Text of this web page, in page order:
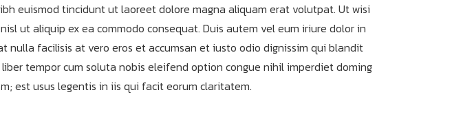
euismod tincidunt ut laoreet dolore magna aliquam erat volutpat. Ut wisi
ut aliquip ex ea commodo consequat. Duis autem vel eum iriure dolor in
facilisis at vero eros et accumsan et iusto odio dignissim qui blandit
tempor cum soluta nobis eleifend option congue nihil imperdiet doming
est usus legentis in iis qui facit eorum claritatem.